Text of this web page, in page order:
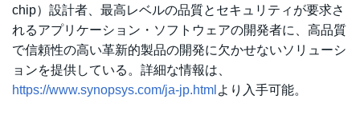
chip）設計者、最高レベルの品質とセキュリティが要求さ
れるアプリケーション・ソフトウェアの開発者に、高品質
で信頼性の高い革新的製品の開発に欠かせないソリューシ
ョンを提供している。詳細な情報は、
https://www.synopsys.com/ja-jp.html より入手可能。